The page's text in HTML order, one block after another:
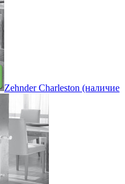
Zehnder Charleston (наличие